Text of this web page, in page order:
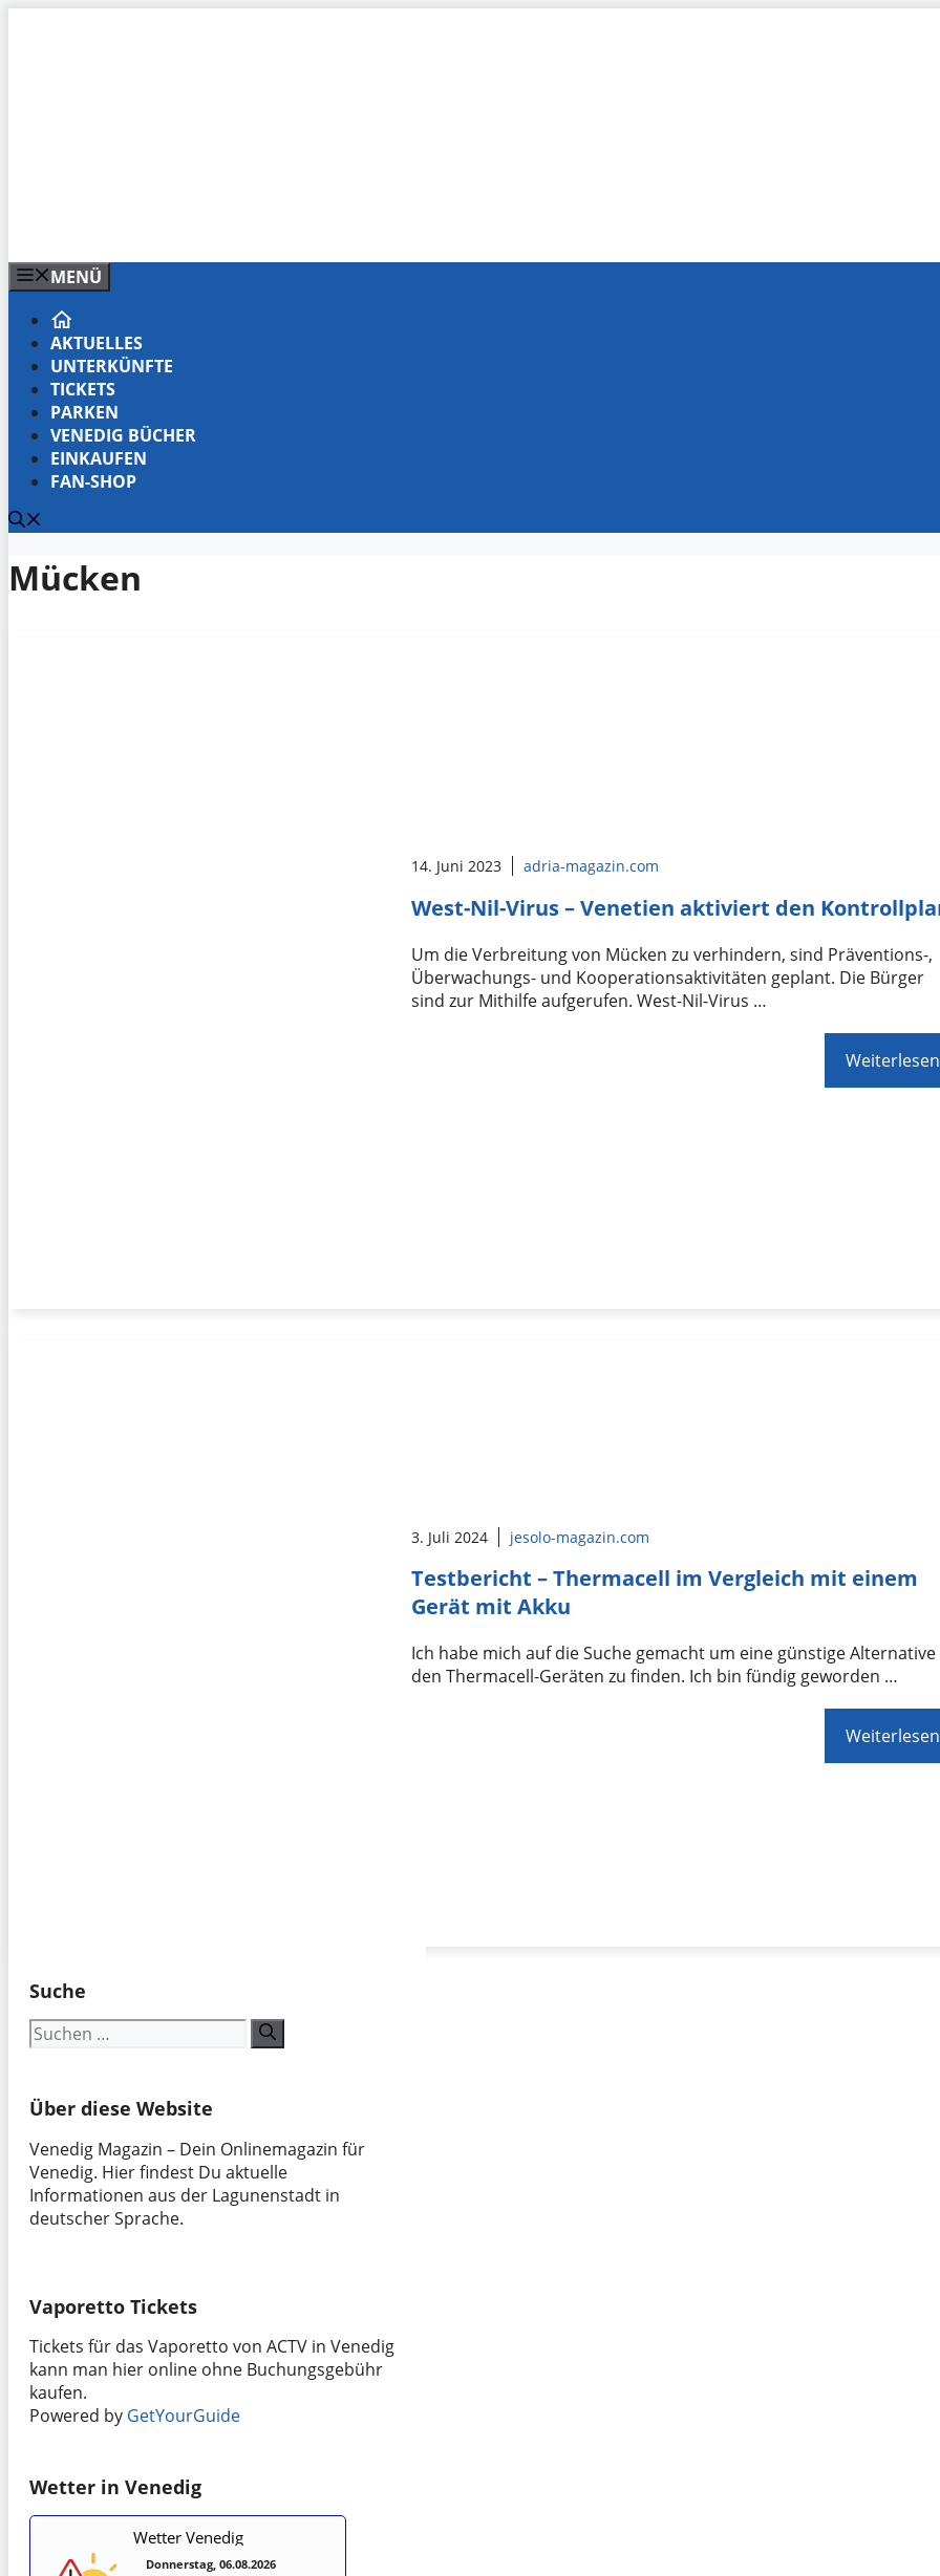
MENÜ
AKTUELLES
UNTERKÜNFTE
TICKETS
PARKEN
VENEDIG BÜCHER
EINKAUFEN
FAN-SHOP
Mücken
14. Juni 2023 adria-magazin.com
West-Nil-Virus – Venetien aktiviert den
Um die Verbreitung von Mücken zu verhindern, sind Präventions-,
Überwachungs- und Kooperationsaktivitäten geplant. Die Bürger
sind zur Mithilfe aufgerufen. West-Nil-Virus …
Weiterlesen
3. Juli 2024 jesolo-magazin.com
Testbericht – Thermacell im Vergleich mit einem
Gerät mit Akku
Ich habe mich auf die Suche gemacht um eine günstige Alternative
den Thermacell-Geräten zu finden. Ich bin fündig geworden …
Weiterlesen
Suche
Suchen
nach:
Über diese Website
Venedig Magazin – Dein Onlinemagazin für
Venedig. Hier findest Du aktuelle
Informationen aus der Lagunenstadt in
deutscher Sprache.
Vaporetto Tickets
Tickets für das Vaporetto von ACTV in Venedig
kann man hier online ohne Buchungsgebühr
kaufen.
Powered by GetYourGuide
Wetter in Venedig
Wetter Venedig
Donnerstag, 06.08.2026